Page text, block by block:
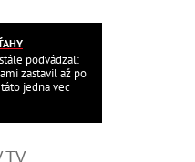
podvádzal:
zastavil až po
jedna vec
TV